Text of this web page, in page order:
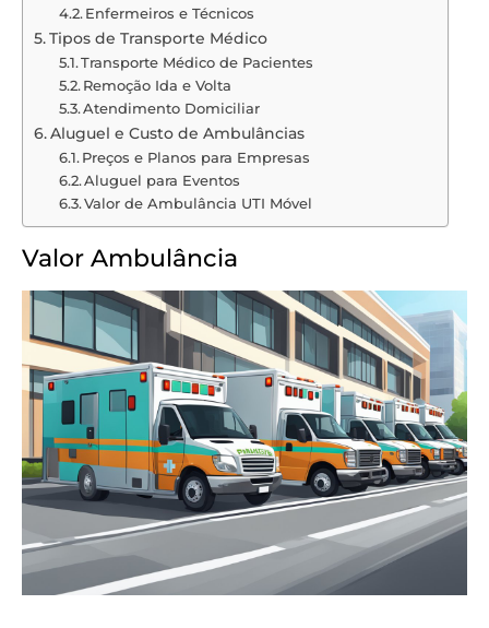
Enfermeiros e Técnicos
Tipos de Transporte Médico
Transporte Médico de Pacientes
Remoção Ida e Volta
Atendimento Domiciliar
Aluguel e Custo de Ambulâncias
Preços e Planos para Empresas
Aluguel para Eventos
Valor de Ambulância UTI Móvel
Valor Ambulância